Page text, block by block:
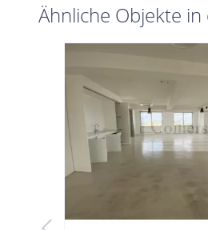
Ähnliche Objekte